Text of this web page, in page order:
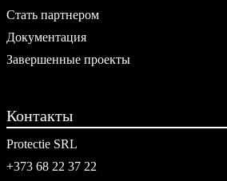
Стать партнером
Документация
Завершенные проекты
Контакты
Protectie SRL
+373 68 22 37 22